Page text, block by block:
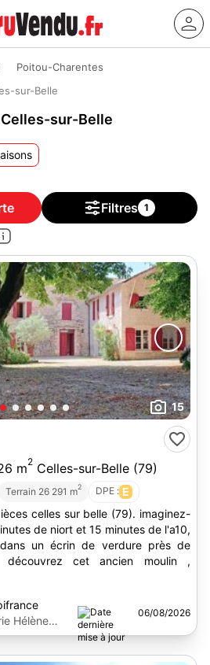
Poitou-Charentes
sur-Belle
sur-Belle
Filtres 1
15
m2 Celles-sur-Belle (79)
Terrain 26 291 m2 DPE : E
celles sur belle (79). imaginez-
de niort et 15 minutes de l'a10,
un écrin de verdure près de
découvrez cet ancien moulin ,
Hélène
06/08/2026